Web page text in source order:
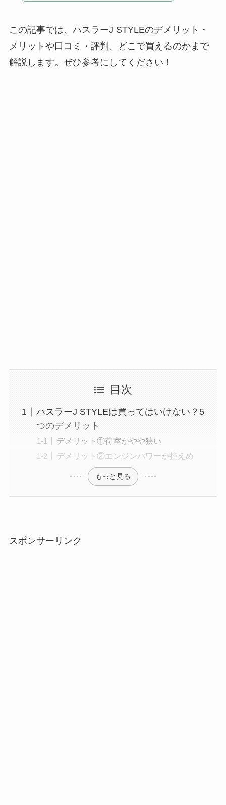
この記事では、ハスラーJ STYLEのデメリット・
メリットや口コミ・評判、どこで買えるのかまで
解説します。ぜひ参考にしてください！
目次
ハスラーJ STYLEは買ってはいけない？5
つのデメリット
デメリット①荷室がやや狭い
デメリット②エンジンパワーが控えめ
もっと見る
スポンサーリンク